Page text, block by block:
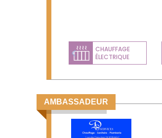
CHAUFFAGE
ÉLECTRIQUE
Previous
AMBASSADEUR